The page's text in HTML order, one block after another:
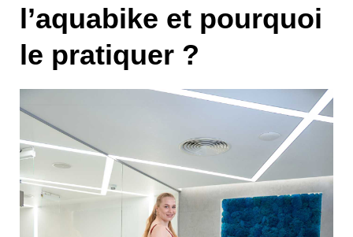
l’aquabike et pourquoi
le pratiquer ?